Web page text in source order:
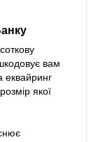
вам
еквайринг
якої